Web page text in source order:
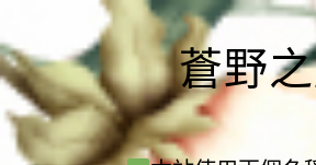
to
content
蒼野